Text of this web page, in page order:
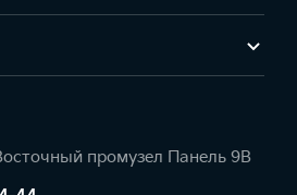
промузел Панель 9В